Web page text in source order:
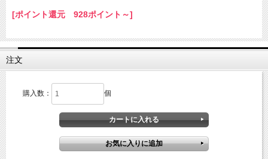
[ポイント還元 928ポイント～]
注文
購入数： 個